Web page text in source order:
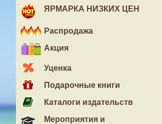
ЯРМАРКА НИЗКИХ ЦЕН
Распродажа
Акция
Уценка
Подарочные книги
Каталоги издательств
Мероприятия и